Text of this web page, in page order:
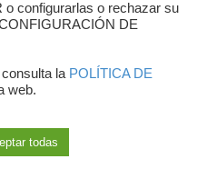
o configurarlas o rechazar su
DE
la POLÍTICA DE
web.
todas